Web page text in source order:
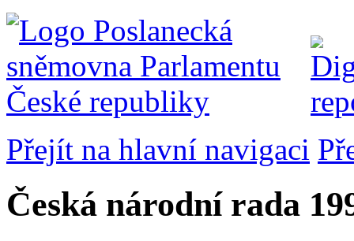
Přejít na hlavní navigaci
Česká národní rada